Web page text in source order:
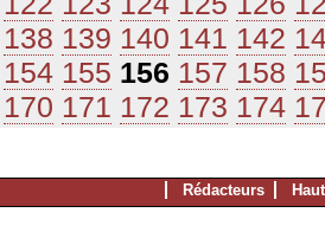
138 139 140 141 142
154 155 156 157 158
170 171 172 173 174
Rédacteurs